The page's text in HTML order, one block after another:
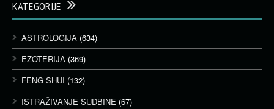
KATEGORIJE
ASTROLOGIJA (634)
EZOTERIJA (369)
FENG SHUI (132)
ISTRAŽIVANJE SUDBINE (67)